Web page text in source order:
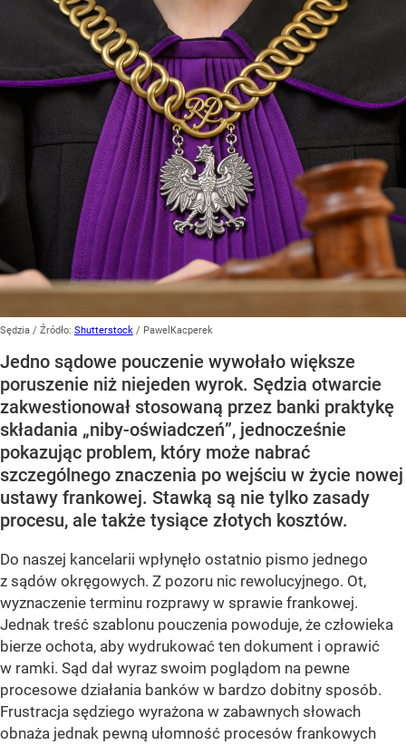
Sędzia / Źródło: Shutterstock / PawelKacperek
Jedno sądowe pouczenie wywołało większe
poruszenie niż niejeden wyrok. Sędzia otwarcie
zakwestionował stosowaną przez banki praktykę
składania „niby-oświadczeń”, jednocześnie
pokazując problem, który może nabrać
szczególnego znaczenia po wejściu w życie nowej
ustawy frankowej. Stawką są nie tylko zasady
procesu, ale także tysiące złotych kosztów.
Do naszej kancelarii wpłynęło ostatnio pismo jednego
z sądów okręgowych. Z pozoru nic rewolucyjnego. Ot,
wyznaczenie terminu rozprawy w sprawie frankowej.
Jednak treść szablonu pouczenia powoduje, że człowieka
bierze ochota, aby wydrukować ten dokument i oprawić
w ramki. Sąd dał wyraz swoim poglądom na pewne
procesowe działania banków w bardzo dobitny sposób.
Frustracja sędziego wyrażona w zabawnych słowach
obnaża jednak pewną ułomność procesów frankowych